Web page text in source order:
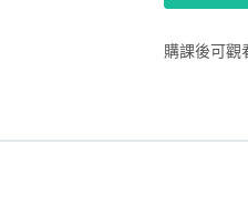
購課後可觀